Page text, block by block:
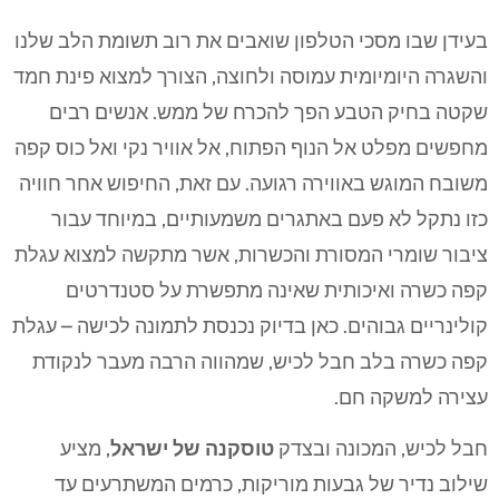
בעידן שבו מסכי הטלפון שואבים את רוב תשומת הלב שלנו
והשגרה היומיומית עמוסה ולחוצה, הצורך למצוא פינת חמד
שקטה בחיק הטבע הפך להכרח של ממש. אנשים רבים
מחפשים מפלט אל הנוף הפתוח, אל אוויר נקי ואל כוס קפה
משובח המוגש באווירה רגועה. עם זאת, החיפוש אחר חוויה
כזו נתקל לא פעם באתגרים משמעותיים, במיוחד עבור
ציבור שומרי המסורת והכשרות, אשר מתקשה למצוא עגלת
קפה כשרה ואיכותית שאינה מתפשרת על סטנדרטים
קולינריים גבוהים. כאן בדיוק נכנסת לתמונה לכישה – עגלת
קפה כשרה בלב חבל לכיש, שמהווה הרבה מעבר לנקודת
עצירה למשקה חם.
חבל לכיש, המכונה ובצדק טוסקנה של ישראל, מציע
שילוב נדיר של גבעות מוריקות, כרמים המשתרעים עד